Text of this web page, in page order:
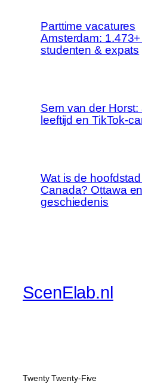
Parttime vacatures
Amsterdam:
studenten & expats
Sem van der Horst:
leeftijd en TikTok-
Wat is de
Canada? Ottawa
geschiedenis
ScenElab.nl
Twenty Twenty-Five